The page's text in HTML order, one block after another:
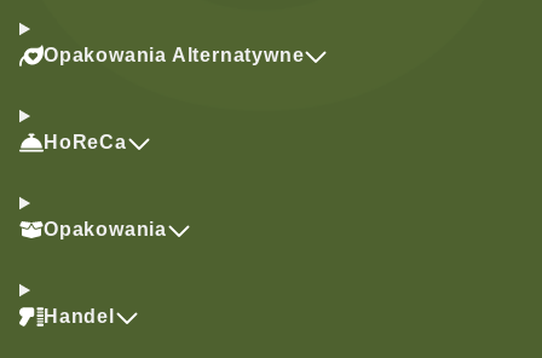
Opakowania Alternatywne
HoReCa
Opakowania
Handel